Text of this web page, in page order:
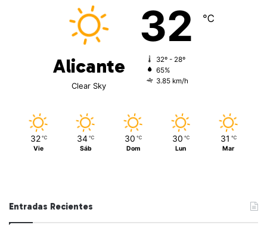
Alicante
Clear Sky
32 ℃
32º - 28º
65%
3.85 km/h
32 ℃
Vie
34 ℃
Sáb
30 ℃
Dom
30 ℃
Lun
31 ℃
Mar
Entradas Recientes